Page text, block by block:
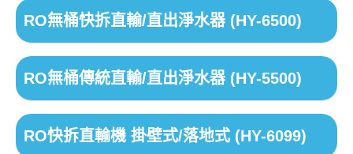
RO無桶快拆直輸/直出淨水器 (HY-6500)
RO無桶傳統直輸/直出淨水器 (HY-5500)
RO快拆直輸機 掛壁式/落地式 (HY-6099)